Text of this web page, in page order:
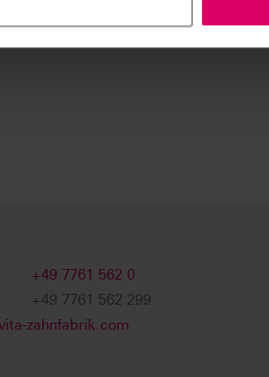
+49 7761 562 0
+49 7761 562 299
zahnfabrik.com